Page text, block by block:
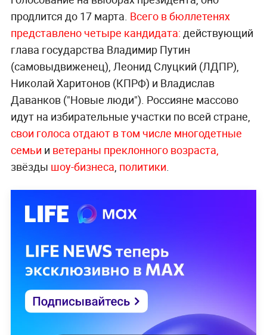
продлится до 17 марта. Всего в бюллетенях
представлено четыре кандидата: действующий
глава государства Владимир Путин
(самовыдвиженец), Леонид Слуцкий (ЛДПР),
Николай Харитонов (КПРФ) и Владислав
Даванков ("Новые люди"). Россияне массово
идут на избирательные участки по всей стране,
свои голоса отдают в том числе многодетные
семьи и ветераны преклонного возраста,
звёзды шоу-бизнеса политики